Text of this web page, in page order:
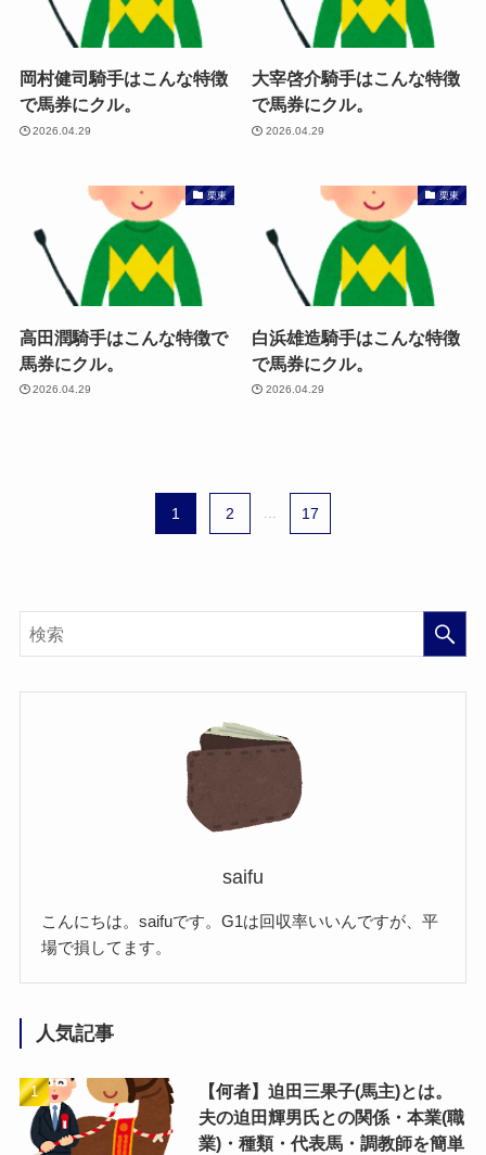
岡村健司騎手はこんな特徴
で馬券にクル。
2026.04.29
大宰啓介騎手はこんな特徴
で馬券にクル。
2026.04.29
栗東
高田潤騎手はこんな特徴で
馬券にクル。
2026.04.29
栗東
白浜雄造騎手はこんな特徴
で馬券にクル。
2026.04.29
1 2 ... 17
saifu
こんにちは。saifuです。G1は回収率いいんですが、平
場で損してます。
人気記事
【何者】迫田三果子(馬主)とは。
夫の迫田輝男氏との関係・本業(職
業)・種類・代表馬・調教師を簡単